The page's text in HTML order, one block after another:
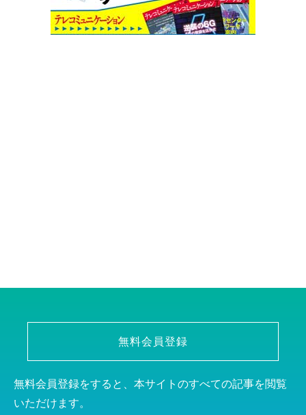
無料会員登録
無料会員登録をすると、本サイトのすべての記事を閲覧
いただけます。